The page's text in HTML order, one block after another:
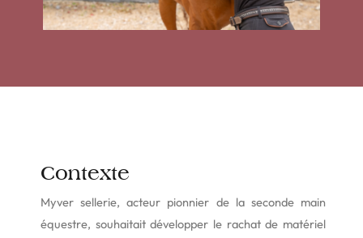
Contexte
Myver sellerie, acteur pionnier de la seconde main
équestre, souhaitait développer le rachat de matériel